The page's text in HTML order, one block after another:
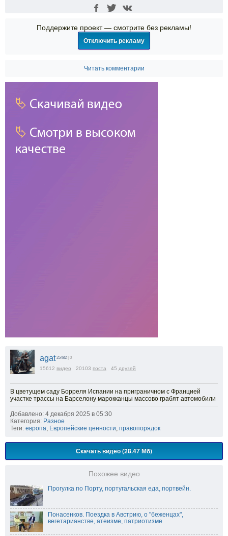
Поддержите проект — смотрите без рекламы!
Отключить рекламу
Читать комментарии
agat 25482 | 0
15612 видео 20103 поста 45 друзей
В цветущем саду Борреля Испании на приграничном с Францией
участке трассы на Барселону марокканцы массово грабят автомобили
Добавлено: 4 декабря 2025 в 05:30
Категория: Разное
Теги: европа Европейские ценности правопорядок
Скачать видео (28.47 Мб)
Похожее видео
Прогулка по Порту, португальская еда, портвейн.
Понасенков. Поездка в Австрию, о "беженцах",
вегетарианстве, атеизме, патриотизме